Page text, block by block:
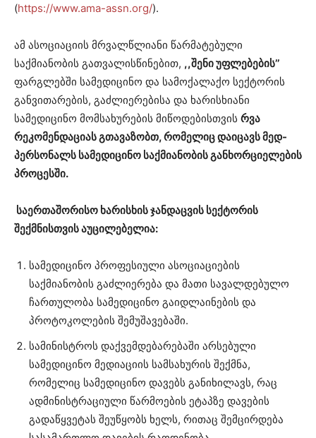
(https://www.ama-assn.org/).
ამ ასოციაციის მრვალწლიანი წარმატებული
საქმიანობის გათვალისწინებით, ,,შენი უფლებების’’
ფარგლებში სამედიცინო და სამოქალაქო სექტორის
განვითარების, გაძლიერებისა და ხარისხიანი
სამედიცინო მომსახურების მიწოდებისთვის რვა
რეკომენდაციას გთავაზობთ, რომელიც დაიცავს მედ-
პერსონალს სამედიცინო საქმიანობის განხორციელების
პროცესში.
საერთაშორისო ხარისხის ჯანდაცვის სექტორის
შექმნისთვის აუცილებელია:
სამედიცინო პროფესიული ასოციაციების
საქმიანობის გაძლიერება და მათი სავალდებულო
ჩართულობა სამედიცინო გაიდლაინების და
პროტოკოლების შემუშავებაში.
სამინისტროს დაქვემდებარებაში არსებული
სამედიცინო მედიაციის სამსახურის შექმნა,
რომელიც სამედიცინო დავებს განიხილავს, რაც
ადმინისტრაციული წარმოების ეტაპზე დავების
გადაწყვეტას შეუწყობს ხელს, რითაც შემცირდება